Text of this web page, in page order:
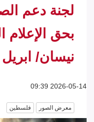
بحق الإعلام
نيسان/ ابريل 2026
2026-05-14 09:39
معرض الصور فلسطين